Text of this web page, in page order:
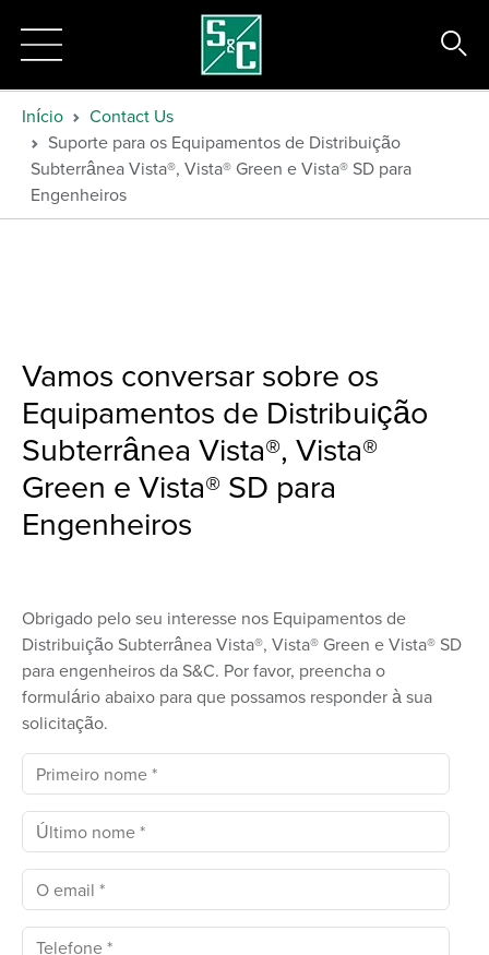
Início
Contact Us
Suporte para os Equipamentos de Distribuição
Subterrânea Vista®, Vista® Green e Vista® SD para
Engenheiros
Vamos conversar sobre os
Equipamentos de Distribuição
Subterrânea Vista®, Vista®
Green e Vista® SD para
Engenheiros
Obrigado pelo seu interesse nos Equipamentos de
Distribuição Subterrânea Vista®, Vista® Green e Vista® SD
para engenheiros da S&C. Por favor, preencha o
formulário abaixo para que possamos responder à sua
solicitação.